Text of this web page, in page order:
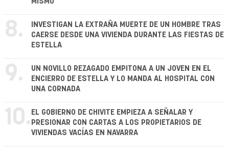
8.
INVESTIGAN LA EXTRAÑA MUERTE DE UN HOMBRE TRAS
CAERSE DESDE UNA VIVIENDA DURANTE LAS FIESTAS DE
ESTELLA
9.
UN NOVILLO REZAGADO EMPITONA A UN JOVEN EN EL
ENCIERRO DE ESTELLA Y LO MANDA AL HOSPITAL CON
UNA CORNADA
10. EL GOBIERNO DE CHIVITE EMPIEZA A SEÑALAR Y
PRESIONAR CON CARTAS A LOS PROPIETARIOS DE
VIVIENDAS VACÍAS EN NAVARRA